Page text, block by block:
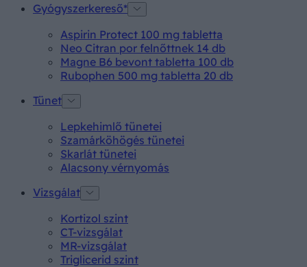
Gyógyszerkereső*
Aspirin Protect 100 mg tabletta
Neo Citran por felnőttnek 14 db
Magne B6 bevont tabletta 100 db
Rubophen 500 mg tabletta 20 db
Tünet
Lepkehimlő tünetei
Szamárköhögés tünetei
Skarlát tünetei
Alacsony vérnyomás
Vizsgálat
Kortizol szint
CT-vizsgálat
MR-vizsgálat
Triglicerid szint